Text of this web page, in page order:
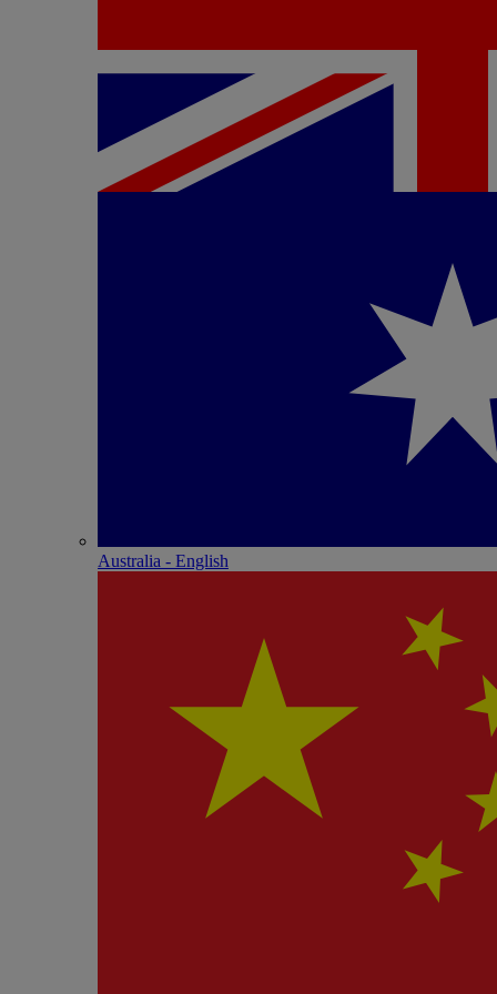
Australia - English